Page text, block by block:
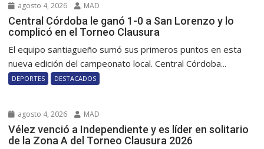
agosto 4, 2026 MAD
Central Córdoba le ganó 1-0 a San Lorenzo y lo
complicó en el Torneo Clausura
El equipo santiagueño sumó sus primeros puntos en esta
nueva edición del campeonato local. Central Córdoba...
DEPORTES DESTACADOS
agosto 4, 2026 MAD
Vélez venció a Independiente y es líder en solitario
de la Zona A del Torneo Clausura 2026